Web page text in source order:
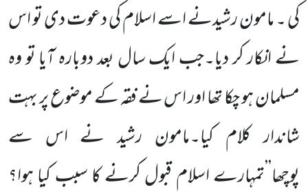
کی ۔ مامون رشیدنے اسے اسلام کی دعوت دی تو اس
نے انکار کر دیا۔جب ایک سال بعد دوبارہ آیا تو وہ
مسلمان ہو چکا تھا اور اس نے فقہ کے موضوع پر بہت
شاندار کلام کیا۔مامون رشید نے اس سے
پوچھا’’تمہارے اسلام قبول کرنے کا سبب کیا ہوا؟